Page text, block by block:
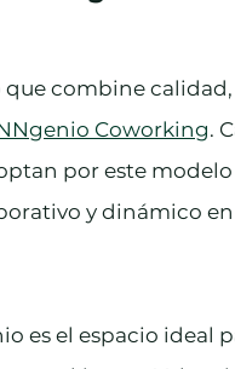
combine
Coworking.
por este
y dinámico
es el espacio ideal